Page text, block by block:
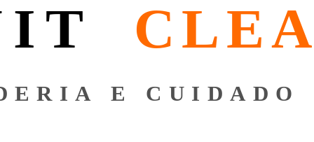
E CUIDADO